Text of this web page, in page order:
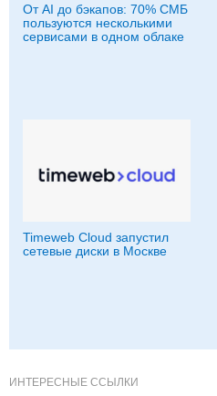
От AI до бэкапов: 70% СМБ
пользуются несколькими
сервисами в одном облаке
Timeweb Cloud запустил
сетевые диски в Москве
ИНТЕРЕСНЫЕ ССЫЛКИ